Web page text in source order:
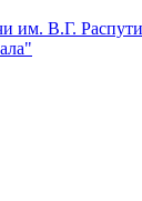
им. В.Г.